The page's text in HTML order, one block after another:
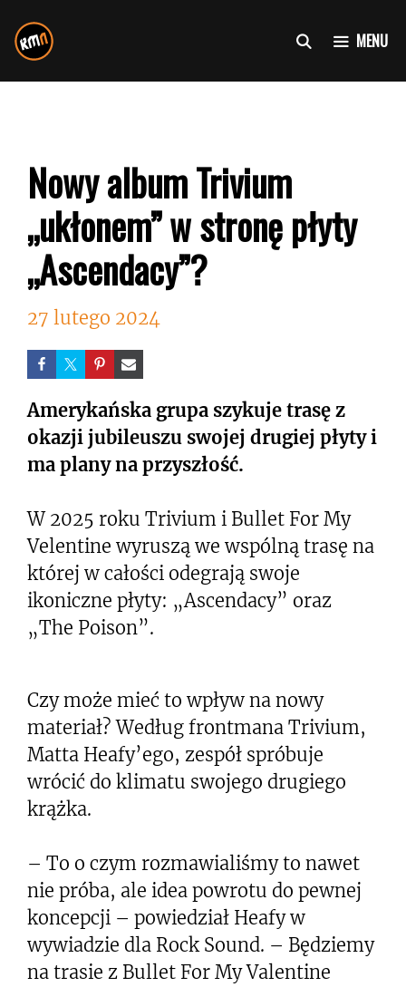
do
treści
MENU
Nowy album Trivium
„ukłonem” w stronę płyty
„Ascendacy”?
27 lutego 2024
Amerykańska grupa szykuje trasę z
okazji jubileuszu swojej drugiej płyty i
ma plany na przyszłość.
W 2025 roku Trivium i Bullet For My
Velentine wyruszą we wspólną trasę na
której w całości odegrają swoje
ikoniczne płyty: „Ascendacy” oraz
„The Poison”.
Czy może mieć to wpływ na nowy
materiał? Według frontmana Trivium,
Matta Heafy’ego, zespół spróbuje
wrócić do klimatu swojego drugiego
krążka.
– To o czym rozmawialiśmy to nawet
nie próba, ale idea powrotu do pewnej
koncepcji – powiedział Heafy w
wywiadzie dla Rock Sound. – Będziemy
na trasie z Bullet For My Valentine